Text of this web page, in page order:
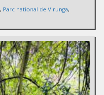
, Parc national de Virunga,